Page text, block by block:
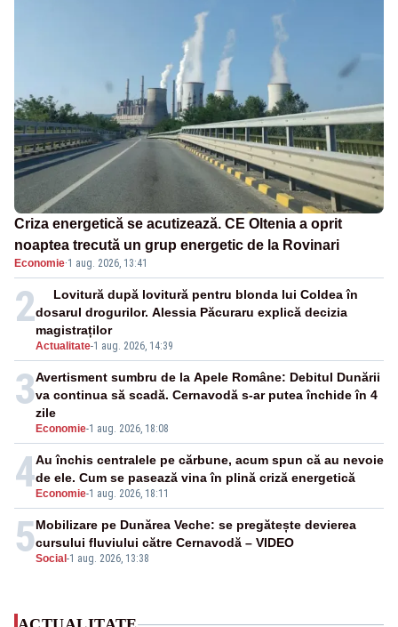
Criza energetică se acutizează. CE Oltenia a oprit
noaptea trecută un grup energetic de la Rovinari
Economie·1 aug. 2026, 13:41
2
Actualitate-1 aug. 2026, 14:39
Lovitură după lovitură pentru blonda lui Coldea în
dosarul drogurilor. Alessia Păcuraru explică decizia
magistraților
3
Economie-1 aug. 2026, 18:08
Avertisment sumbru de la Apele Române: Debitul Dunării
va continua să scadă. Cernavodă s-ar putea închide în 4
zile
4 Economie-1 aug. 2026, 18:11
Au închis centralele pe cărbune, acum spun că au nevoie
de ele. Cum se pasează vina în plină criză energetică
5Social -1 aug. 2026, 13:38
Mobilizare pe Dunărea Veche: se pregătește devierea
cursului fluviului către Cernavodă – VIDEO